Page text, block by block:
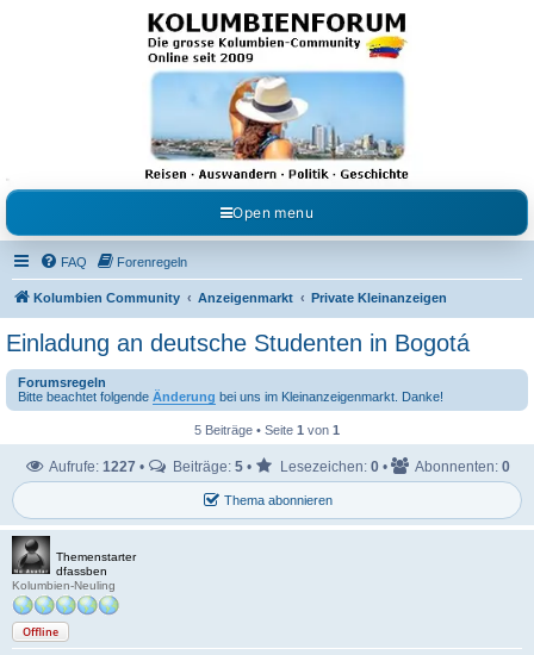
Kolumbienforum - Das
grosse Forum der
Freunde Kolumbiens
Reisen, Auswandern, Kultur, Politik, Geschichte und Visum in Kolumbien und Venezuela.
Austausch, Erfahrungen und Gemeinschaft im Kolumbienforum
Open menu
FAQ Forenregeln
Kolumbien Community Anzeigenmarkt Private Kleinanzeigen
Einladung an deutsche Studenten in Bogotá
Forumsregeln
Bitte beachtet folgende Änderung bei uns im Kleinanzeigenmarkt. Danke!
5 Beiträge • Seite 1 von 1
Thema abonnieren
Aufrufe: 1227 • Beiträge: 5• Lesezeichen: 0• Abonnenten: 0
Themenstarter
dfassben
Kolumbien-Neuling
Offline